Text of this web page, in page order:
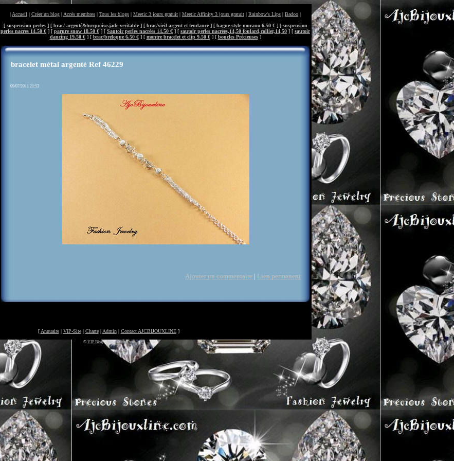
| Accueil | Créer un blog | Accès membres | Tous les blogs | Meetic 3 jours gratuit | Meetic Affinity 3 jours gratuit | Rainbow's Lips | Badoo |
[ suspension perles ] [ brac/ argenté&turquoise.jade veritable] [ brac/vieil argent et tendance] [ bague style murano 6.50 €] [ suspension
perles nacres 14.50 € ] [ parure snow 18.50 € ] [ Sautoir perles nacrées 14.50 € ] [ sautoir perles nacrées,14,50 foulard,collier,14,50 ] [ sautoir
dancing 19.50 €] [ brac/breloque 6.50 €] [ montre bracelet et clip 9.50 €] [ boucles Prècieuses]
bracelet métal argenté Ref 46229
09/07/2011 21:53
Ajouter un commentaire | Lien permanent
[ Annuaire| VIP-Site| Charte| Admin| Contact AJCBIJOUXLINE]
© VIP Blog- Signaler un abus